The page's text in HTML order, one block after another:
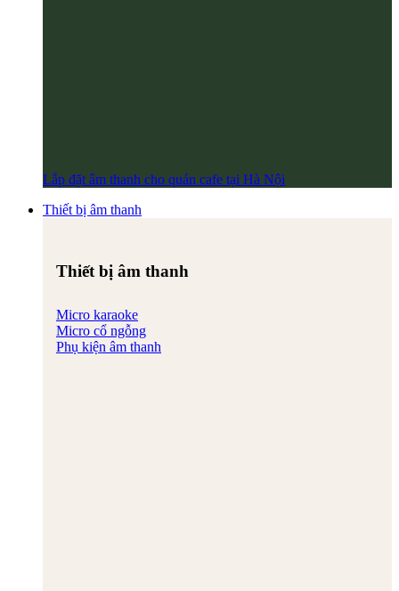
Lắp đặt âm thanh cho quán cafe tại Hà Nội
Thiết bị âm thanh
Thiết bị âm thanh
Micro karaoke
Micro cổ ngỗng
Phụ kiện âm thanh